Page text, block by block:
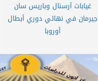
غيابات آرسنال وباريس سان
جيرمان في نهائي دوري أبطال
أوروبا